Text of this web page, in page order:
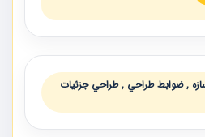
, ضوابط طراحي , طراحي جزئيات